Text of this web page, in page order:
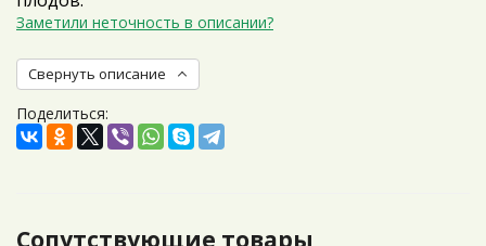
Заметили неточность в описании?
Свернуть описание
Поделиться:
Сопутствующие товары